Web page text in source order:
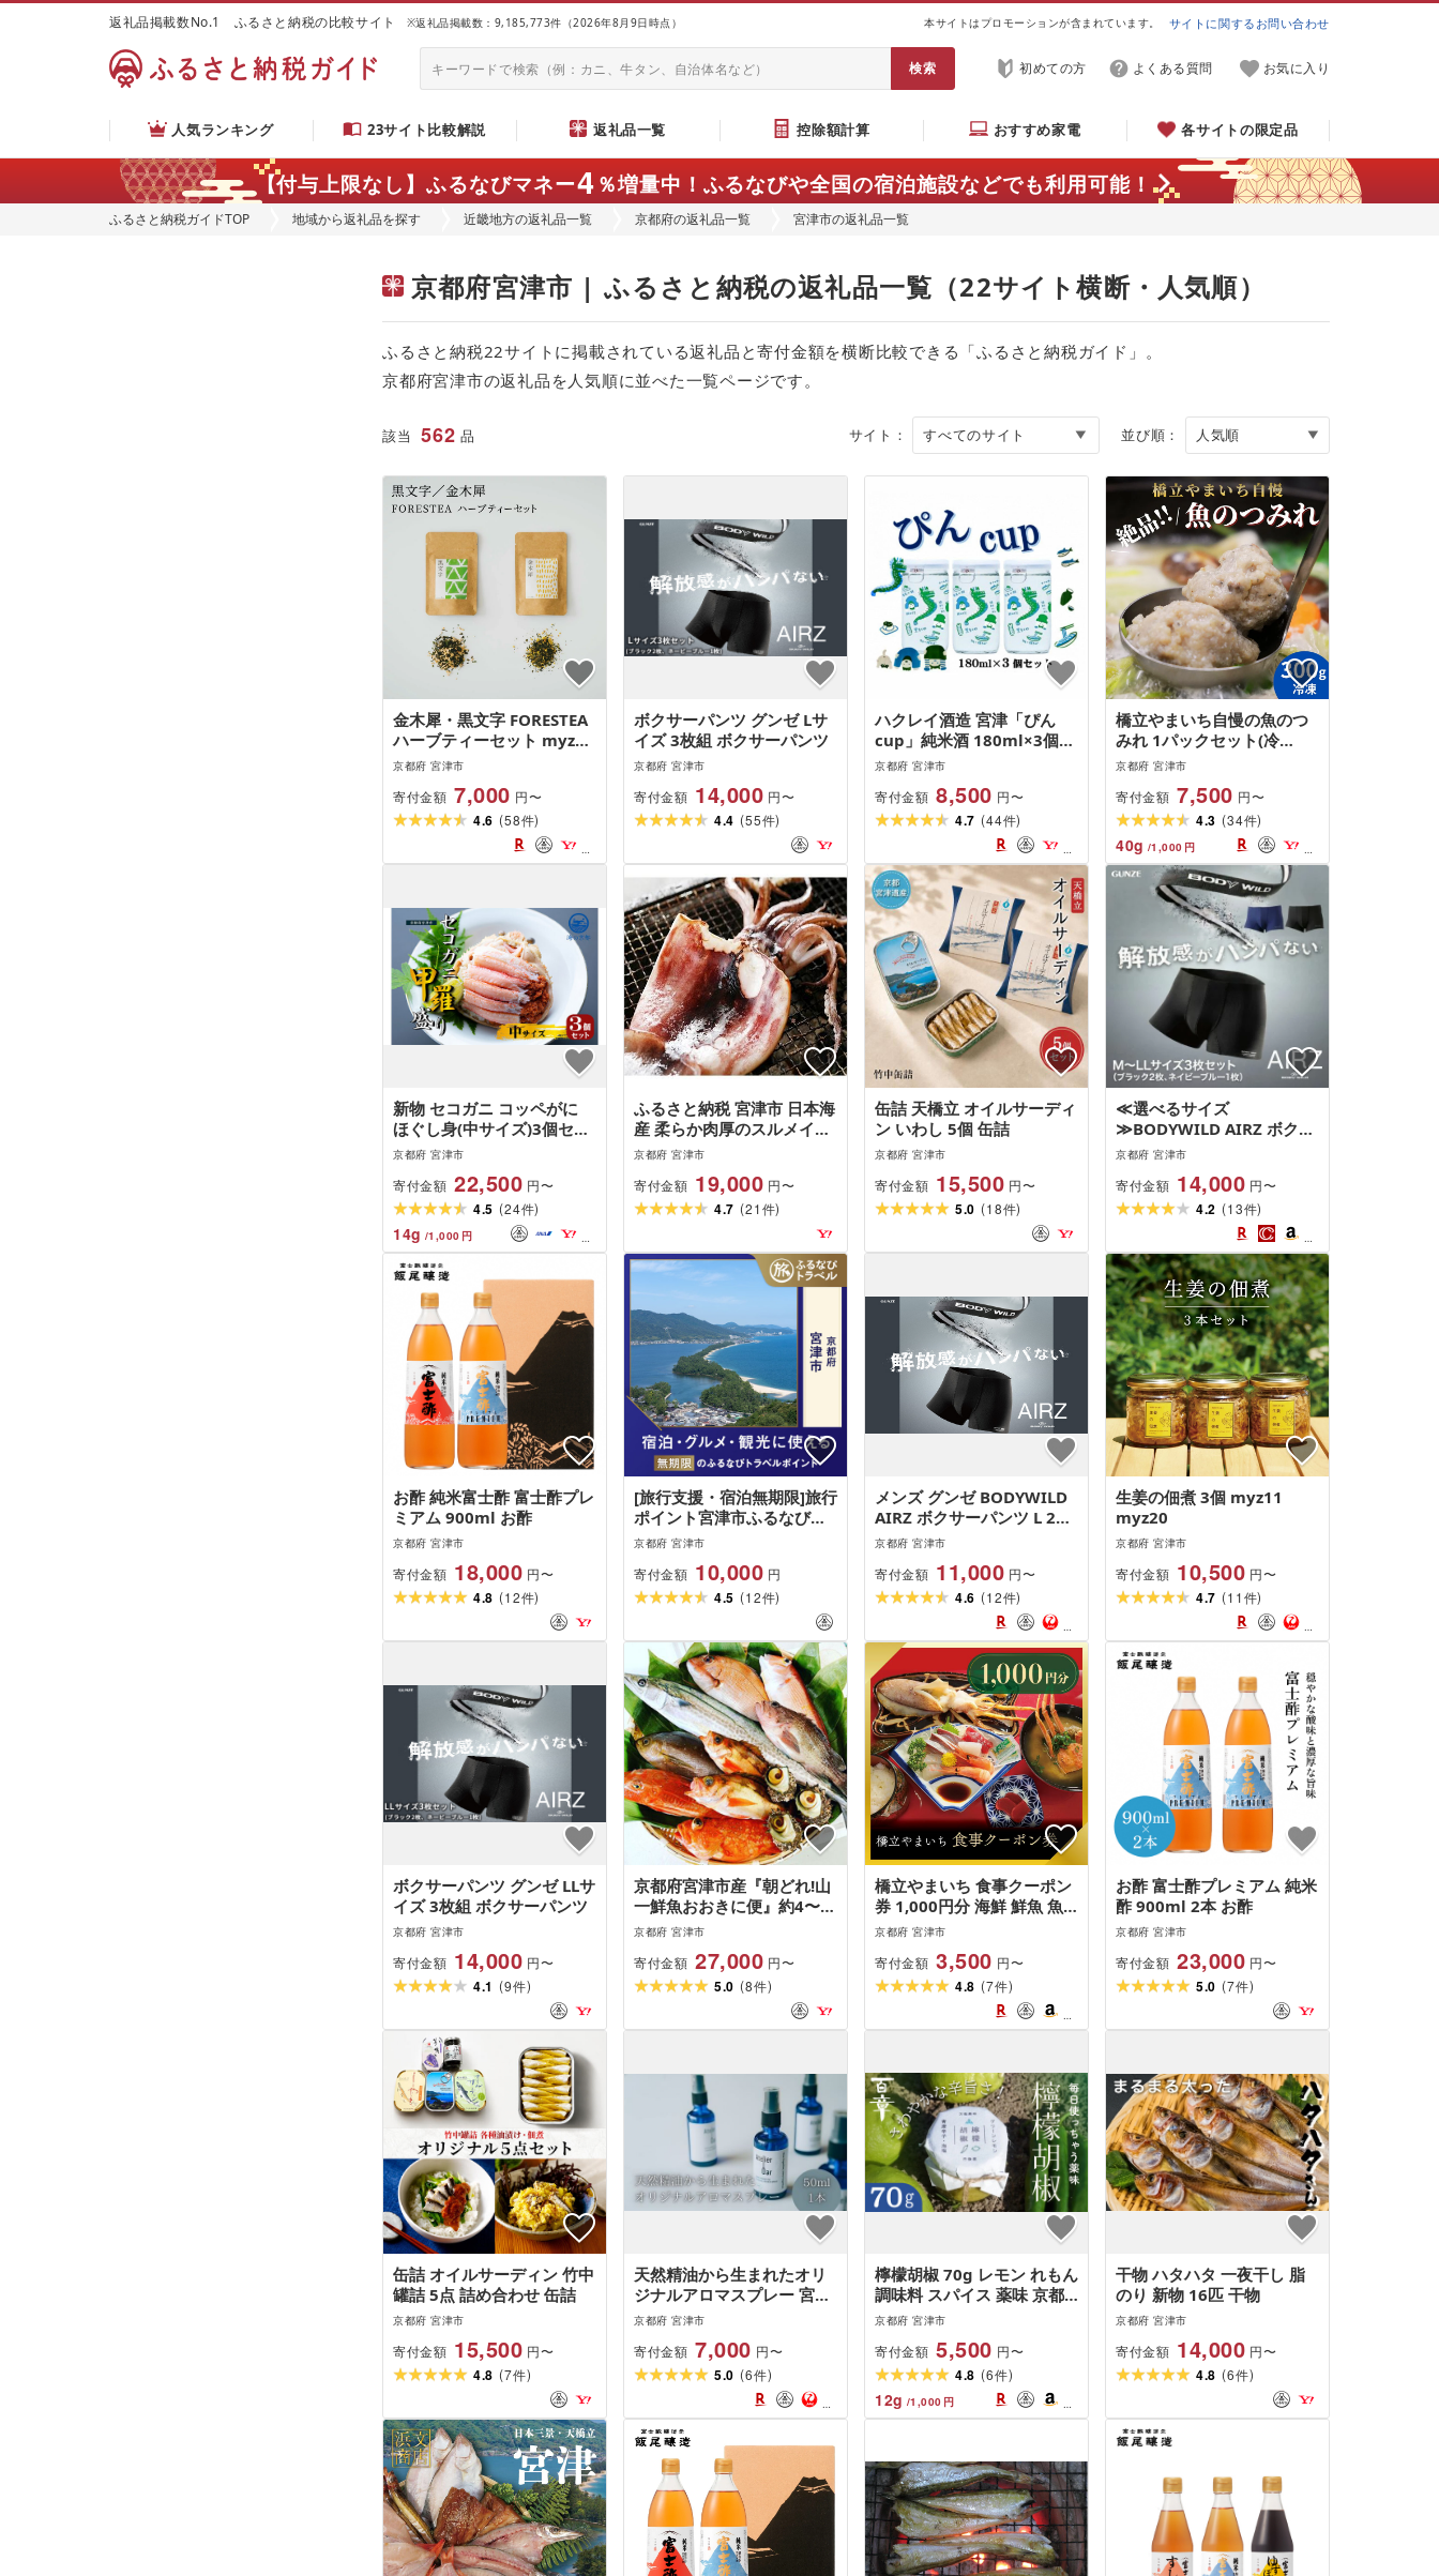
返礼品掲載数No.1 ふるさと納税の比較サイト ※返礼品掲載数：9,185,773件（2026年8月9日時点） 本サイトはプロモーションが含まれています。 サイトに関するお問い合わせ
初めての方 よくある質問 お気に入り
人気ランキング 23サイト比較解説 返礼品一覧 控除額計算 おすすめ家電 各サイトの限定品
【付与上限なし】ふるなびマネー4％増量中！ ふるなびや全国の宿泊施設などでも利用可能！
ふるさと納税ガイドTOP 地域から返礼品を探す 近畿地方の返礼品一覧 京都府の返礼品一覧 宮津市の返礼品一覧
京都府宮津市 | ふるさと納税の返礼品一覧（22サイト横断・人気順）
ふるさと納税22サイトに掲載されている返礼品と寄付金額を横断比較できる「ふるさと納税ガイド」。
京都府宮津市の返礼品を人気順に並べた一覧ページです。
該当 562 品 サイト： 並び順：
金木犀・黒文字 FORESTEA
ハーブティーセット myz08
myz11
京都府 宮津市
寄付金額 7,000 円〜
4.6 (58件)
ボクサーパンツ グンゼ Lサ
イズ 3枚組 ボクサーパンツ
京都府 宮津市
寄付金額 14,000 円〜
4.4 (55件)
ハクレイ酒造 宮津「ぴん
cup」純米酒 180ml×3個セ
ット | お酒 酒 日本酒 カッ
myz11
京都府 宮津市
寄付金額 8,500 円〜
4.7 (44件)
橋立やまいち自慢の魚のつ
みれ 1パックセット(冷
凍)300g つみれ 魚 鍋 京都
京都府 宮津市
寄付金額 7,500 円〜
4.3 (34件)
40g /1,000 円
新物 セコガニ コッペがに
ほぐし身(中サイズ)3個セッ
ト 甲羅盛り 蟹 カニ かに 松
ボイル myz05 myz11
京都府 宮津市
寄付金額 22,500 円〜
4.5 (24件)
14g /1,000 円
ふるさと納税 宮津市 日本海
産 柔らか肉厚のスルメイカ
一夜干し(大)3枚 [冷凍]
京都府 宮津市
寄付金額 19,000 円〜
4.7 (21件)
缶詰 天橋立 オイルサーディ
ン いわし 5個 缶詰
京都府 宮津市
寄付金額 15,500 円〜
5.0 (18件)
≪選べるサイズ
≫BODYWILD AIRZ ボクサ
ーパンツ ブラック2枚 ネイ
着 グンゼ myz01 myz11
myz25 お届け:商品のお届
けまで最長1ヶ月〜2ヶ月
京都府 宮津市
寄付金額 14,000 円〜
4.2 (13件)
お酢 純米富士酢 富士酢プレ
ミアム 900ml お酢
京都府 宮津市
寄付金額 18,000 円〜
4.8 (12件)
[旅行支援・宿泊無期限]旅行
ポイント宮津市ふるなびト
ラベルポイント
京都府 宮津市
寄付金額 10,000 円
4.5 (12件)
メンズ グンゼ BODYWILD
AIRZ ボクサーパンツ L 2枚
組(ネイビー2枚)GUNZE 父
京都府 宮津市
寄付金額 11,000 円〜
4.6 (12件)
生姜の佃煮 3個 myz11
myz20
京都府 宮津市
寄付金額 10,500 円〜
4.7 (11件)
ボクサーパンツ グンゼ LLサ
イズ 3枚組 ボクサーパンツ
京都府 宮津市
寄付金額 14,000 円〜
4.1 (9件)
京都府宮津市産『朝どれ!山
一鮮魚おおきに便』約4〜
5kg 魚介類 セット 産地直送
冷蔵 詰め合わせ 旬 鯛 内臓
処理加工
京都府 宮津市
寄付金額 27,000 円〜
5.0 (8件)
橋立やまいち 食事クーポン
券 1,000円分 海鮮 鮮魚 魚
料理 レストラン 食事処 ラ
myz11
京都府 宮津市
寄付金額 3,500 円〜
4.8 (7件)
お酢 富士酢プレミアム 純米
酢 900ml 2本 お酢
京都府 宮津市
寄付金額 23,000 円〜
5.0 (7件)
缶詰 オイルサーディン 竹中
罐詰 5点 詰め合わせ 缶詰
京都府 宮津市
寄付金額 15,500 円〜
4.8 (7件)
天然精油から生まれたオリ
ジナルアロマスプレー 宮津
美容 おしゃれ 日用品
京都府 宮津市
寄付金額 7,000 円〜
5.0 (6件)
檸檬胡椒 70g レモン れもん
調味料 スパイス 薬味 京都
府 宮津市 myz11 myz20
京都府 宮津市
寄付金額 5,500 円〜
4.8 (6件)
12g /1,000 円
干物 ハタハタ 一夜干し 脂
のり 新物 16匹 干物
京都府 宮津市
寄付金額 14,000 円〜
4.8 (6件)